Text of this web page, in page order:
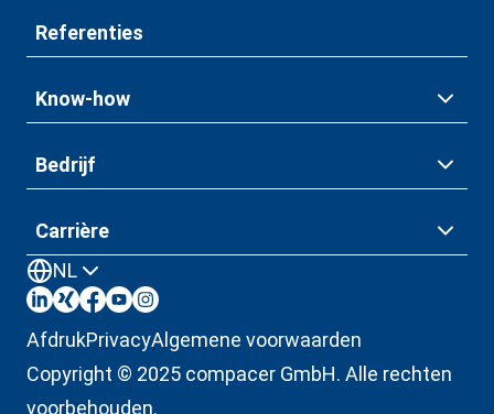
Referenties
Know-how
Bedrijf
Carrière
NL
AfdrukPrivacyAlgemene voorwaarden
Copyright © 2025 compacer GmbH. Alle rechten
voorbehouden.